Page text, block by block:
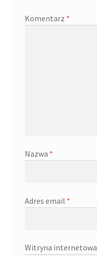
Komentarz *
Nazwa *
Adres email *
Witryna internetowa